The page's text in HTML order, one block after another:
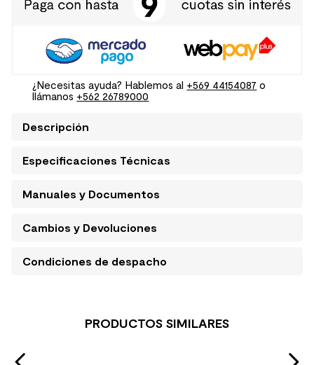
¿Necesitas ayuda? Hablemos al +569 44154087 o
llámanos +562 26789000
Descripción
Especificaciones Técnicas
Manuales y Documentos
Cambios y Devoluciones
Condiciones de despacho
PRODUCTOS SIMILARES